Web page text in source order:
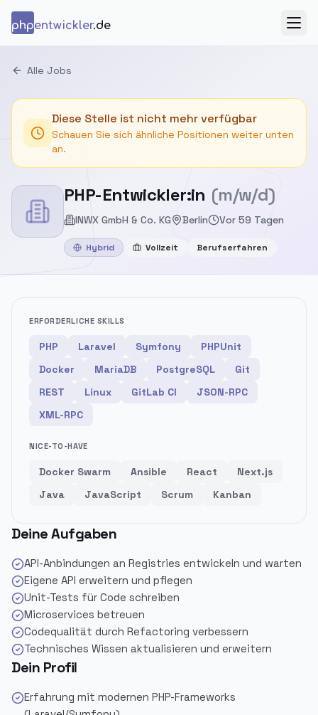
phpentwickler.de
Alle Jobs
Diese Stelle ist nicht mehr verfügbar
Schauen Sie sich ähnliche Positionen weiter unten
an.
PHP-Entwickler:in (m/w/d)
INWX GmbH & Co. KG Berlin Vor 59 Tagen
Hybrid Vollzeit Berufserfahren
ERFORDERLICHE SKILLS
PHP Laravel Symfony
PHPUnit
Docker
MariaDB PostgreSQL
Git
REST
Linux GitLab CI
JSON-RPC
XML-RPC
NICE-TO-HAVE
Docker Swarm Ansible React
Next.js
Java
JavaScript Scrum Kanban
Deine Aufgaben
API-Anbindungen an Registries entwickeln und warten
Eigene API erweitern und pflegen
Unit-Tests für Code schreiben
Microservices betreuen
Codequalität durch Refactoring verbessern
Technisches Wissen aktualisieren und erweitern
Dein Profil
Erfahrung mit modernen PHP-Frameworks